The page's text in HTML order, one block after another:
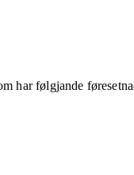
har følgjande